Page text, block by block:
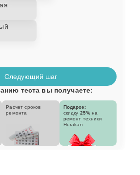
Следующий шаг
теста вы получаете:
Расчет сроков
ремонта
Подарок:
скидку 25% на
ремонт техники
Hurakan